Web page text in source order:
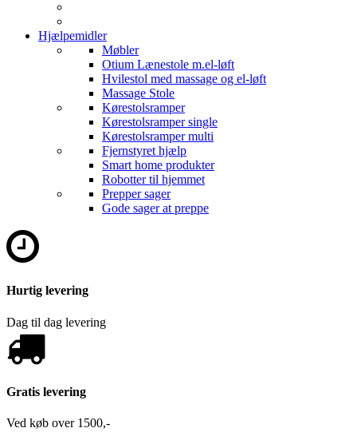
Hjælpemidler
Møbler
Otium Lænestole m.el-løft
Hvilestol med massage og el-løft
Massage Stole
Kørestolsramper
Kørestolsramper single
Kørestolsramper multi
Fjernstyret hjælp
Smart home produkter
Robotter til hjemmet
Prepper sager
Gode sager at preppe
Hurtig levering
Dag til dag levering
Gratis levering
Ved køb over 1500,-